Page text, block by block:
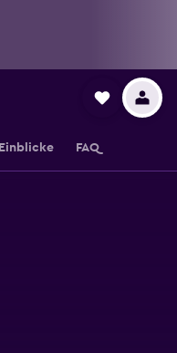
Einblicke FAQ